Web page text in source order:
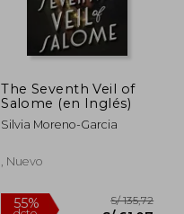
55%
The Seventh Veil of
Salome (en Inglés)
Silvia Moreno-Garcia
, Nuevo